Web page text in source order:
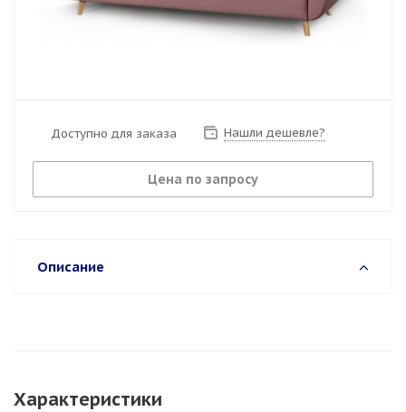
Доступно для заказа Нашли дешевле?
Цена по запросу
Описание
Характеристики